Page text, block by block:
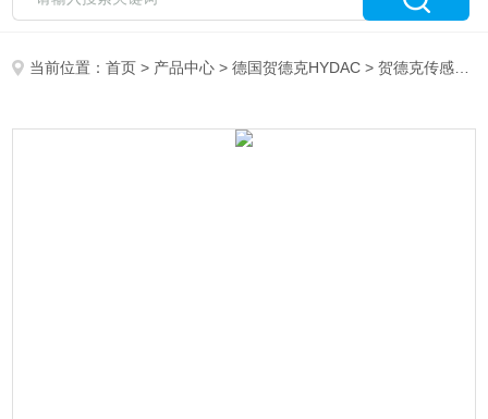
当前位置：首页 > 产品中心 >德国贺德克HYDAC >贺德克传感器